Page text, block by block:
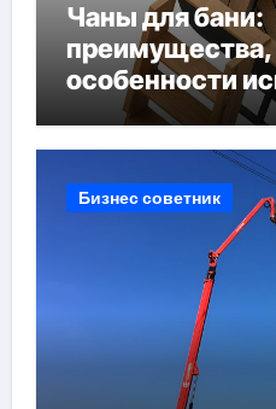
Чаны для бани:
особенности
Бизнес советник